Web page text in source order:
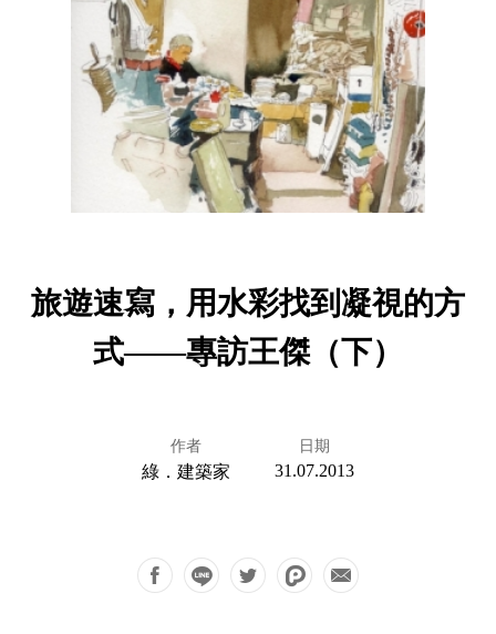
旅遊速寫，用水彩找到凝視的方
式——專訪王傑（下）
作者
綠．建築家
日期
31.07.2013